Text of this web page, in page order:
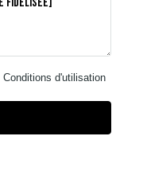
Conditions d'utilisation